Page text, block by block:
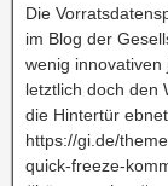
Die
im Blog der
wenig innovativen
letztlich doch den
die Hintertür
https://gi.de/
quick-freeze-